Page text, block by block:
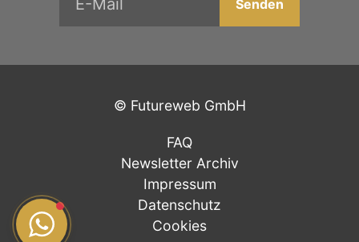
© Futureweb GmbH
FAQ
Newsletter Archiv
Impressum
Datenschutz
Cookies